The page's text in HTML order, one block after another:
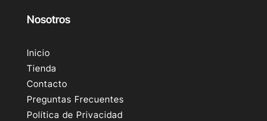
Nosotros
Inicio
Tienda
Contacto
Preguntas Frecuentes
Política de Privacidad